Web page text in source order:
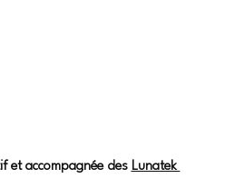
et accompagnée des Lunatek